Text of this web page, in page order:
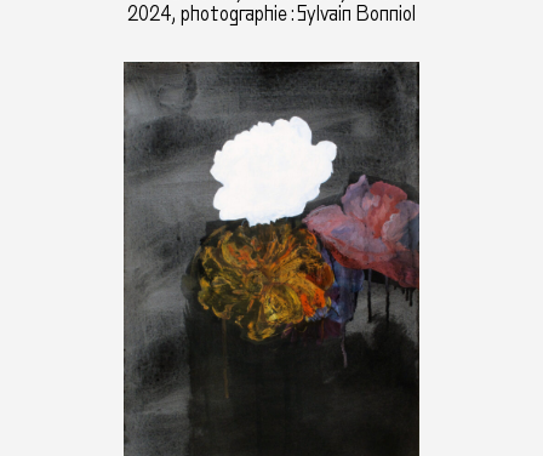
2024, photographie : Sylvain Bonniol